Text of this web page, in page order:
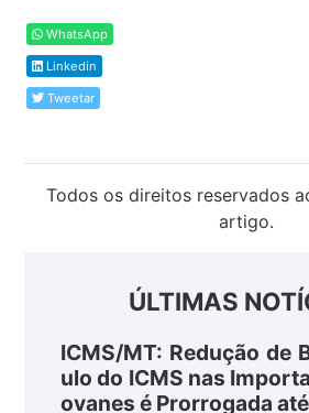
WhatsApp
Linkedin
Tweetar
Todos os direitos reservados
artigo.
ÚLTIMAS
ICMS/MT: Redução de
ulo do ICMS nas
ovanes é Prorrogada